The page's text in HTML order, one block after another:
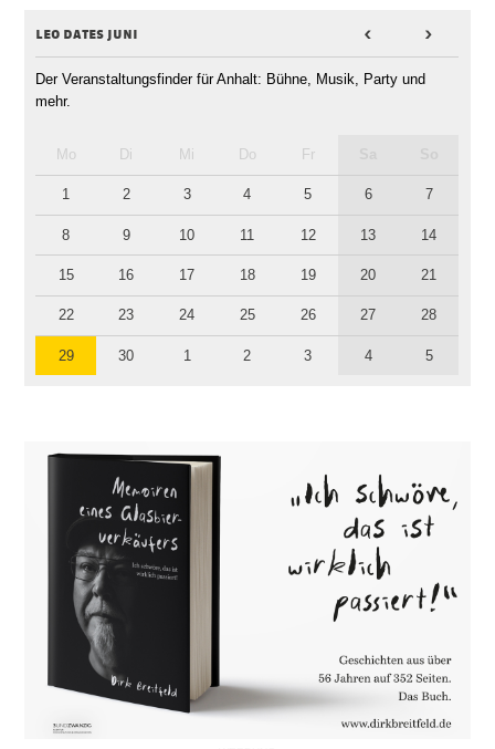
leo dates juni < >
Der Veranstaltungsfinder für Anhalt: Bühne, Musik, Party und
mehr.
Mo Di Mi Do Fr
1 2 3 4 5 6 7
8 9 10 11 12 13 14
15 16 17 18 19 20 21
22 23 24 25 26 27 28
29 30 1 2 3 4 5